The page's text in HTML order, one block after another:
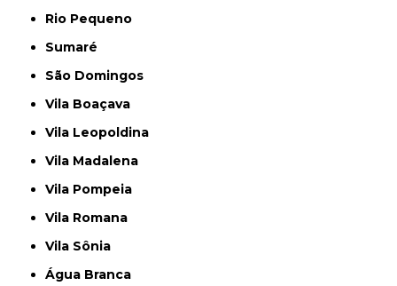
Rio Pequeno
Sumaré
São Domingos
Vila Boaçava
Vila Leopoldina
Vila Madalena
Vila Pompeia
Vila Romana
Vila Sônia
Água Branca